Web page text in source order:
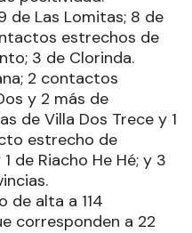
de Las Lomitas; 8 de
estrechos de
3 de Clorinda.
2 contactos
y 2 más de
de Villa Dos Trece y 1
estrecho de
de Riacho He Hé; y 3
de alta a 114
corresponden a 22